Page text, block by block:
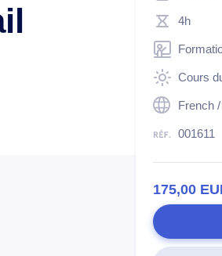
4h
Cours
French
001611
175,00